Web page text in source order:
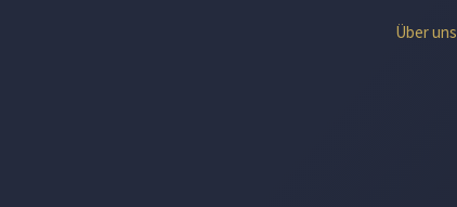
Über uns